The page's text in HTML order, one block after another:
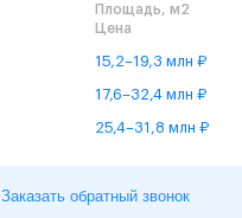
Площадь, м2
Цена
15,2–19,3 млн ₽
17,6–32,4 млн ₽
25,4–31,8 млн ₽
Заказать обратный звонок